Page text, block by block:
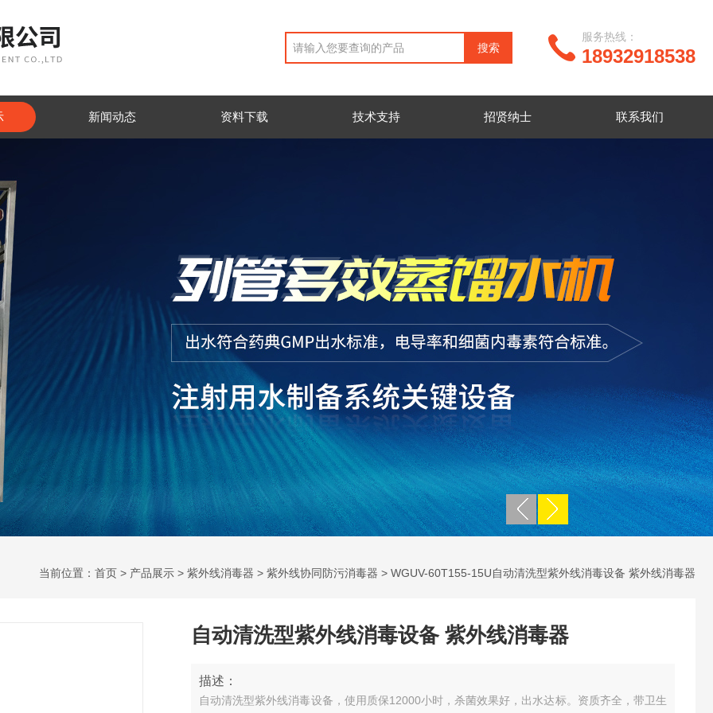
18932918538
服务热线：
新闻动态 资料下载 技术支持 招贤纳士 联系我们
当前位置： 首页 > 产品展示 > 紫外线消毒器 > 紫外线协同防污消毒器 > WGUV-60T155-15U自动清洗型紫外线消毒设备 紫外线消毒器
自动清洗型紫外线消毒设备 紫外线消毒器
描述：
自动清洗型紫外线消毒设备，使用质保12000小时，杀菌效果好，出水达标。资质齐全，带卫生